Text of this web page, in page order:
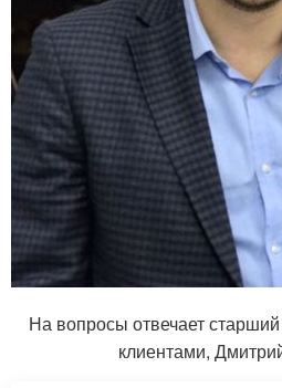
На вопросы отвечает
клиентами,